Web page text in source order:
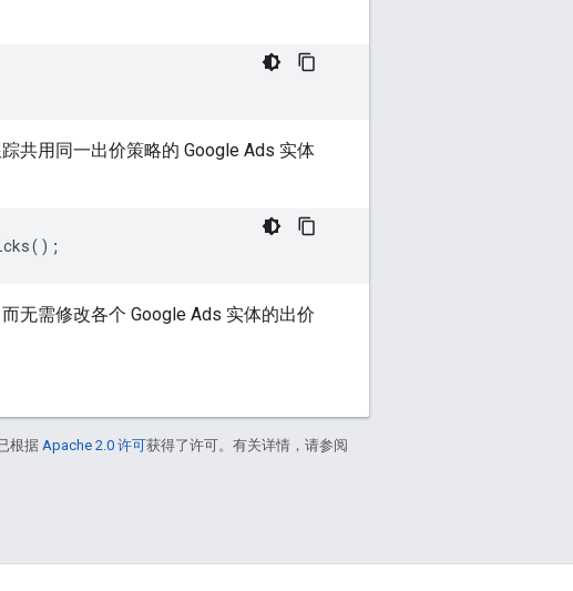
共用同一出价策略的 Google Ads 实体
();
无需修改各个 Google Ads 实体的出价
根据 Apache 2.0 许可获得了许可。有关详情，请参阅